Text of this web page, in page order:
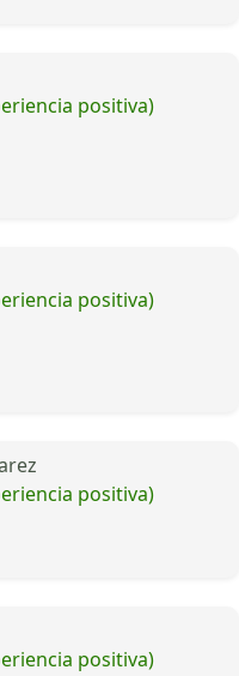
positiva)
positiva)
positiva)
positiva)